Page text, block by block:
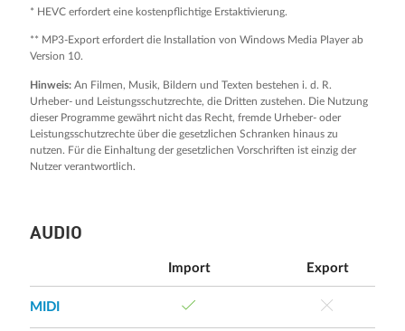
* HEVC erfordert eine kostenpflichtige Erstaktivierung.
** MP3-Export erfordert die Installation von Windows Media Player ab
Version 10.
Hinweis: An Filmen, Musik, Bildern und Texten bestehen i. d. R.
Urheber- und Leistungsschutzrechte, die Dritten zustehen. Die Nutzung
dieser Programme gewährt nicht das Recht, fremde Urheber- oder
Leistungsschutzrechte über die gesetzlichen Schranken hinaus zu
nutzen. Für die Einhaltung der gesetzlichen Vorschriften ist einzig der
Nutzer verantwortlich.
AUDIO
Import Export
MIDI